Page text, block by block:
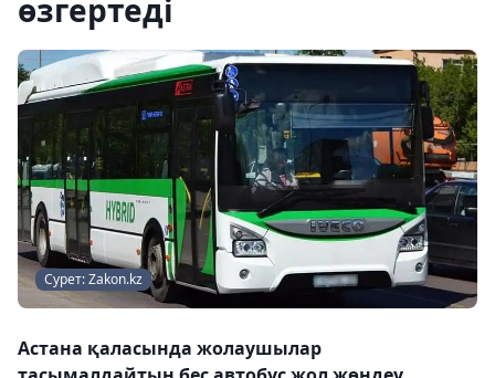
өзгертеді
Сурет: Zakon.kz
Астана қаласында жолаушылар